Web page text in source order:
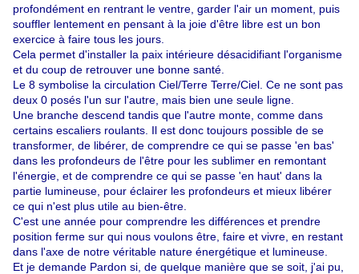
profondément en rentrant le ventre, garder l'air un moment, puis
souffler lentement en pensant à la joie d'être libre est un bon
exercice à faire tous les jours.
Cela permet d'installer la paix intérieure désacidifiant l'organisme
et du coup de retrouver une bonne santé.
Le 8 symbolise la circulation Ciel/Terre Terre/Ciel. Ce ne sont pas
deux 0 posés l'un sur l'autre, mais bien une seule ligne.
Une branche descend tandis que l'autre monte, comme dans
certains escaliers roulants. Il est donc toujours possible de se
transformer, de libérer, de comprendre ce qui se passe 'en bas'
dans les profondeurs de l'être pour les sublimer en remontant
l'énergie, et de comprendre ce qui se passe 'en haut' dans la
partie lumineuse, pour éclairer les profondeurs et mieux libérer
ce qui n'est plus utile au bien-être.
C'est une année pour comprendre les différences et prendre
position ferme sur qui nous voulons être, faire et vivre, en restant
dans l'axe de notre véritable nature énergétique et lumineuse.
Et je demande Pardon si, de quelque manière que se soit, j'ai pu,